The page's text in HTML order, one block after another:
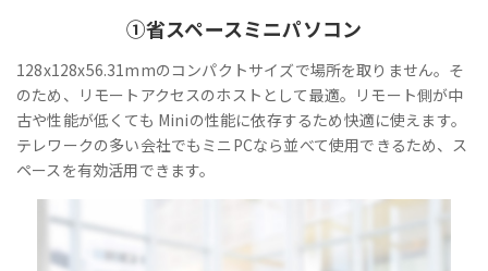
①省スペースミニパソコン
128x128x56.31mmのコンパクトサイズで場所を取りません。そ
のため、リモートアクセスのホストとして最適。リモート側が中
古や性能が低くても Miniの性能に依存するため快適に使えます。
テレワークの多い会社でもミニPCなら並べて使用できるため、ス
ペースを有効活用できます。